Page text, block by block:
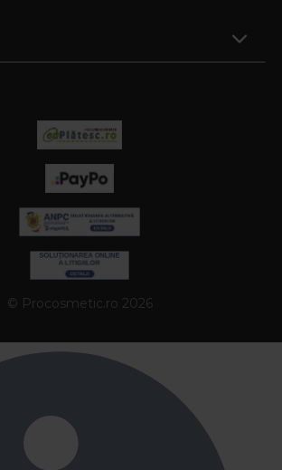
© Procosmetic.ro 2026